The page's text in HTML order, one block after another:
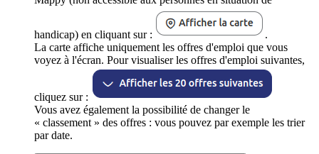
handicap) en cliquant sur :
.
La carte affiche uniquement les offres d'emploi que vous
voyez à l'écran. Pour visualiser les offres d'emploi suivantes,
cliquez sur :
Vous avez également la possibilité de changer le
« classement » des offres : vous pouvez par exemple les trier
par date.